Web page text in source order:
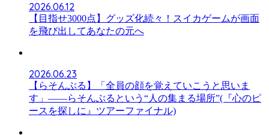
2026.06.12
【目指せ3000点】グッズ化続々！スイカゲームが画面
を飛び出してあなたの元へ
2026.06.23
【らそんぶる】「全員の顔を覚えていこうと思いま
す」――らそんぶるという“人の集まる場所”(『心のピ
ースを探しに』ツアーファイナル)